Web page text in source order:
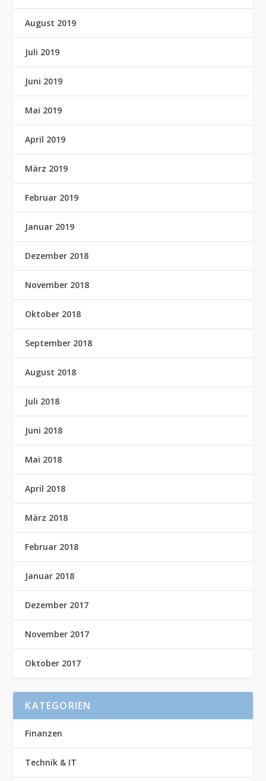
August 2019
Juli 2019
Juni 2019
Mai 2019
April 2019
März 2019
Februar 2019
Januar 2019
Dezember 2018
November 2018
Oktober 2018
September 2018
August 2018
Juli 2018
Juni 2018
Mai 2018
April 2018
März 2018
Februar 2018
Januar 2018
Dezember 2017
November 2017
Oktober 2017
KATEGORIEN
Finanzen
Technik & IT